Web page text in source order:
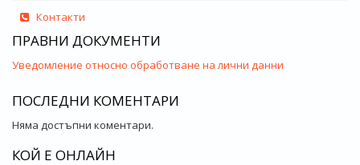
Контакти
ПРАВНИ ДОКУМЕНТИ
Уведомление относно обработване на лични данни
ПОСЛЕДНИ КОМЕНТАРИ
Няма достъпни коментари.
КОЙ Е ОНЛАЙН